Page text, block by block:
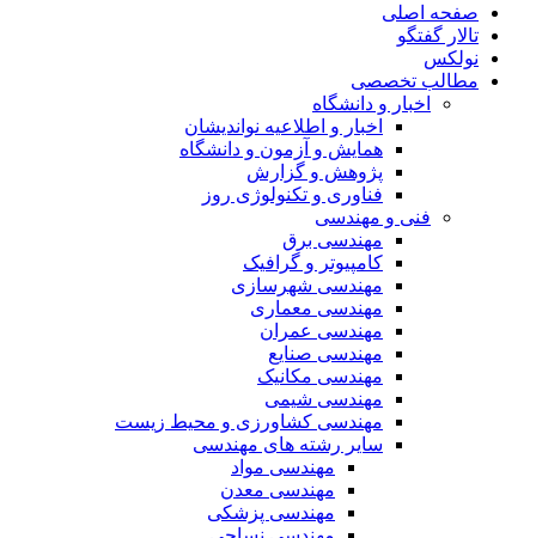
صفحه اصلی
تالار گفتگو
نولکس
مطالب تخصصی
اخبار و دانشگاه
اخبار و اطلاعیه نواندیشان
همایش و آزمون و دانشگاه
پژوهش و گزارش
فناوری و تکنولوژی روز
فنی و مهندسی
مهندسی برق
کامپیوتر و گرافیک
مهندسی شهرسازی
مهندسی معماری
مهندسی عمران
مهندسی صنایع
مهندسی مکانیک
مهندسی شیمی
مهندسی کشاورزی و محیط زیست
سایر رشته های مهندسی
مهندسی مواد
مهندسی معدن
مهندسی پزشکی